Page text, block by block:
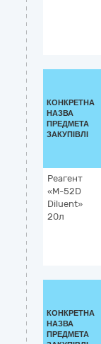
КОНКРЕТНА
НАЗВА
ПРЕДМЕТА
ЗАКУПІВЛІ
Реагент
«M-52D
Diluent»
20л
КОНКРЕТНА
НАЗВА
ПРЕДМЕТА